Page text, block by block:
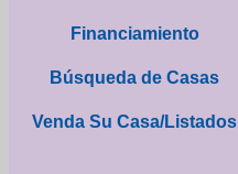
Financiamiento
Búsqueda de Casas
Venda Su Casa/Listados